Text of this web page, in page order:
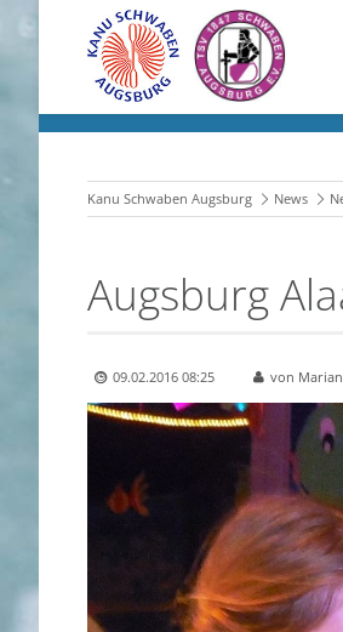
Kanu Schwaben Augsburg News
Augsburg
09.02.2016 08:25 von